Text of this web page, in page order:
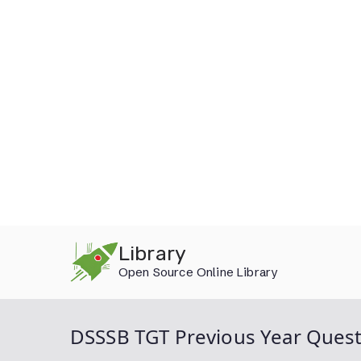
Library
Open Source Online Library
DSSSB TGT Previous Year